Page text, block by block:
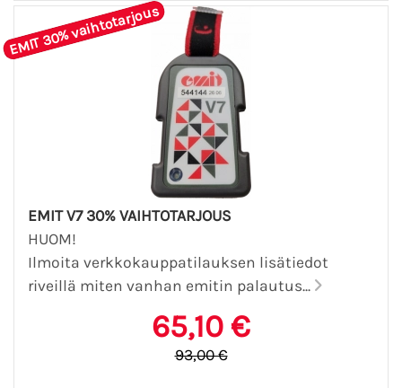
EMIT 30% vaihtotarjous
EMIT V7 30% VAIHTOTARJOUS
HUOM!
Ilmoita verkkokauppatilauksen lisätiedot
riveillä miten vanhan emitin palautus...
65,10 €
93,00 €